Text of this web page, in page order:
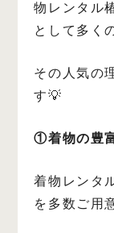
物レンタル
として多く
その人気の
す💡
①着物の豊
着物レンタ
を多数ご用